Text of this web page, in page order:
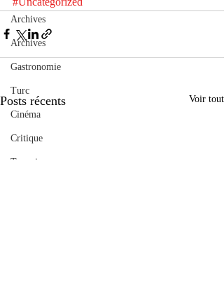
Archives
Archives
Gastronomie
Turc
Cinéma
Critique
Turquie
Posts récents Voir tout